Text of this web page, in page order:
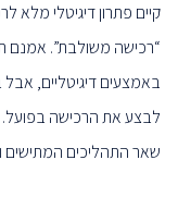
קיים פתרון דיגיטלי מלא
“רכישה משולבת”. אמנם
באמצעים דיגיטליים, אבל
לבצע את הרכישה
שאר התהליכים המתישים